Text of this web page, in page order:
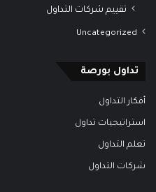
تقييم شركات التداول
Uncategorized
تداول بورصة
أفكار التداول
استراتيجيات تداول
تعلم التداول
شركات التداول